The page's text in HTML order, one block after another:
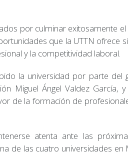
por culminar exitosamente
que la UTTN ofrece
y la competitividad laboral.
la universidad por parte del
Miguel Ángel Valdez García,
de la formación de
atenta ante las
de las cuatro universidades en